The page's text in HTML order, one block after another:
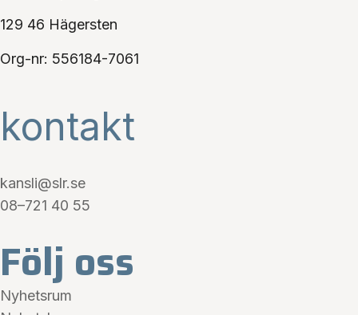
129 46 Hägersten
Org-nr: 556184-7061
kontakt
kansli@slr.se
08–721 40 55
Följ oss
Nyhetsrum